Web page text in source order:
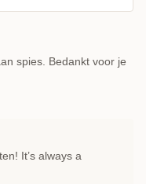
spies. Bedankt voor je
It’s always a